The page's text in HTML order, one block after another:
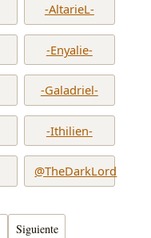
-AltarieL-
-Enyalie-
-Galadriel-
-Ithilien-
@TheDarkLord
Siguiente